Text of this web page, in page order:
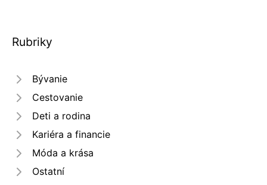
Rubriky
Bývanie
Cestovanie
Deti a rodina
Kariéra a financie
Móda a krása
Ostatní